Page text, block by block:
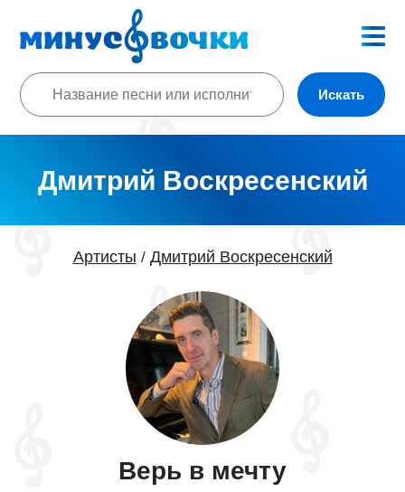
Искать
Дмитрий Воскресенский
Артисты / Дмитрий Воскресенский
Верь в мечту